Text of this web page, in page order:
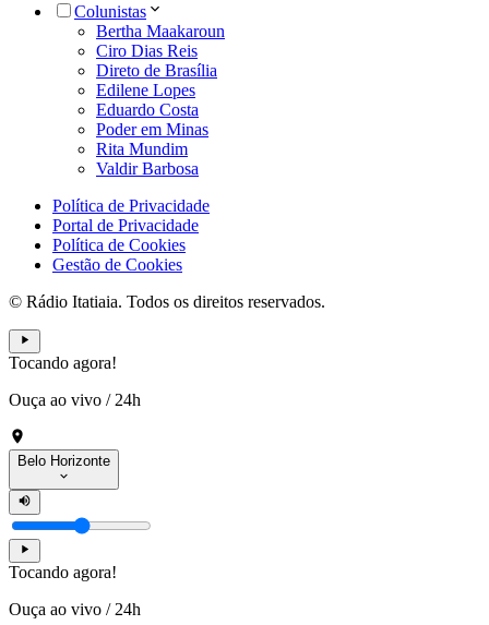
Colunistas
Bertha Maakaroun
Ciro Dias Reis
Direto de Brasília
Edilene Lopes
Eduardo Costa
Poder em Minas
Rita Mundim
Valdir Barbosa
Política de Privacidade
Portal de Privacidade
Política de Cookies
Gestão de Cookies
© Rádio Itatiaia. Todos os direitos reservados.
Tocando agora!
Ouça ao vivo / 24h
Belo Horizonte
Tocando agora!
Ouça ao vivo / 24h